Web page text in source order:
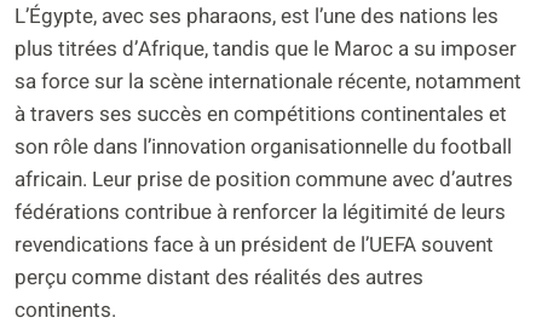
L’Égypte, avec ses pharaons, est l’une des nations les
plus titrées d’Afrique, tandis que le Maroc a su imposer
sa force sur la scène internationale récente, notamment
à travers ses succès en compétitions continentales et
son rôle dans l’innovation organisationnelle du football
africain. Leur prise de position commune avec d’autres
fédérations contribue à renforcer la légitimité de leurs
revendications face à un président de l’UEFA souvent
perçu comme distant des réalités des autres
continents.